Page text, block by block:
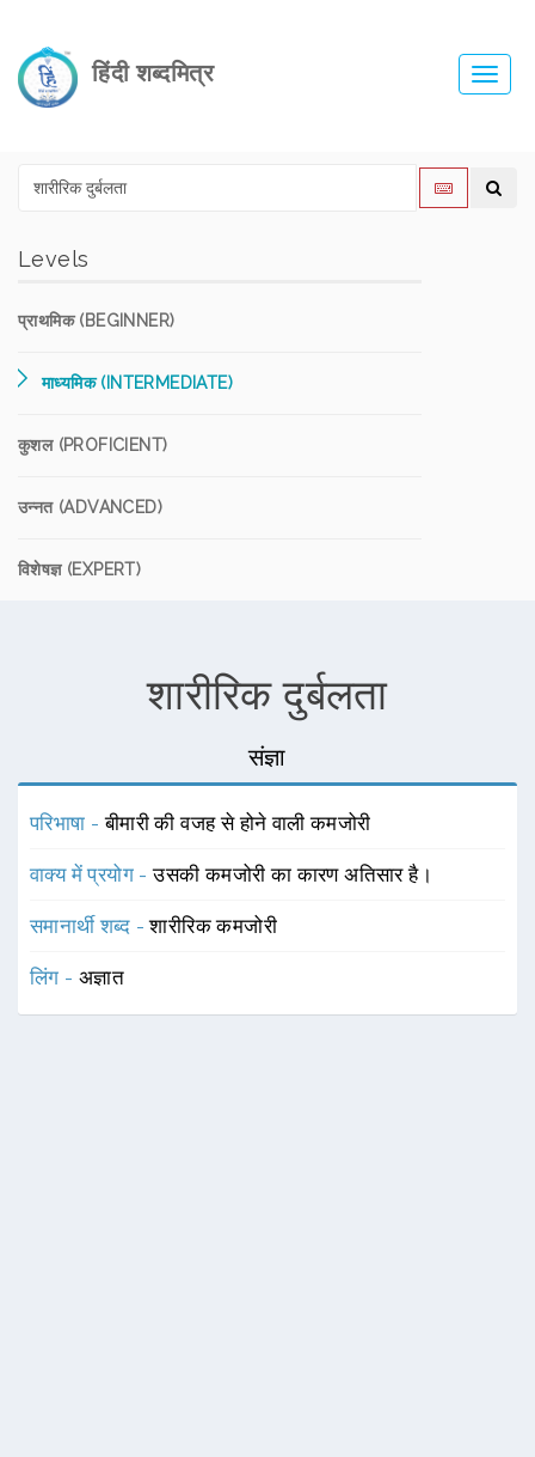
हिंदी शब्दमित्र
Levels
प्राथमिक (BEGINNER)
माध्यमिक (INTERMEDIATE)
कुशल (PROFICIENT)
उन्नत (ADVANCED)
विशेषज्ञ (EXPERT)
शारीरिक दुर्बलता
संज्ञा
परिभाषा -बीमारी की वजह से होने वाली कमजोरी
वाक्य में प्रयोग -उसकी कमजोरी का कारण अतिसार है।
समानार्थी शब्द -शारीरिक कमजोरी
लिंग - अज्ञात